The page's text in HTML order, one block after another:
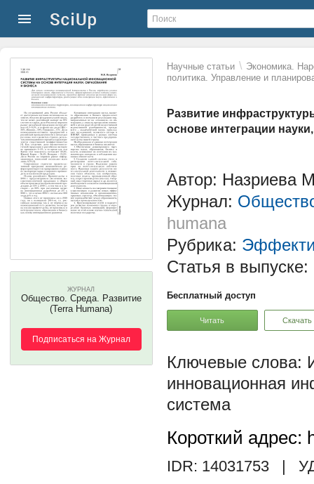
Научные статьи \ Экономика.
политика. Управление и
Развитие
основе интеграции
ЖУРНАЛ
Общество. Среда. Развитие
(Terra Humana)
Подписаться на Журнал
Автор: Назриева
Журнал:
humana
Рубрика:
Статья в выпуске:
Бесплатный доступ
Читать Скачать
инновационная
система
Короткий адрес:
IDR: 14031753 |